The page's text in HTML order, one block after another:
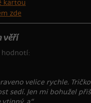
zde
věří
hodnotí:
velice rychle.
sedí. Jen mi bohužel